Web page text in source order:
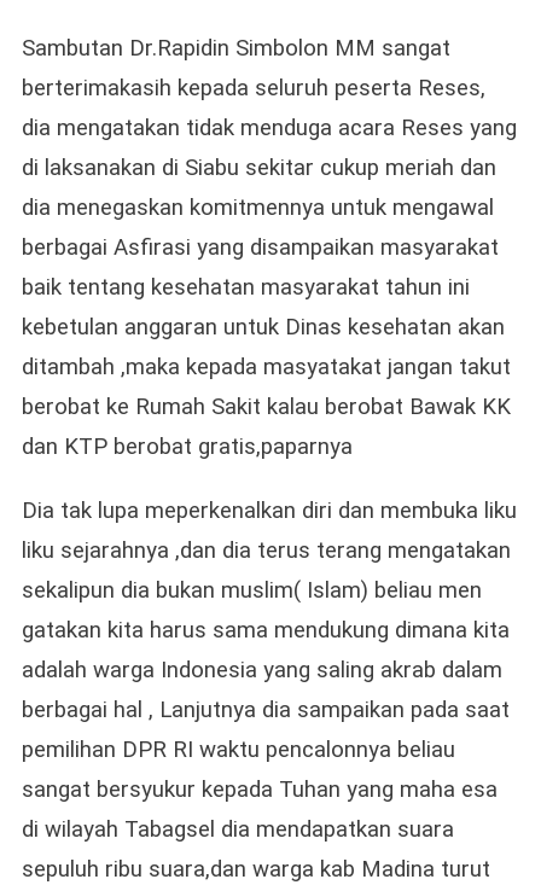
Sambutan Dr.Rapidin Simbolon MM sangat
berterimakasih kepada seluruh peserta Reses,
dia mengatakan tidak menduga acara Reses yang
di laksanakan di Siabu sekitar cukup meriah dan
dia menegaskan komitmennya untuk mengawal
berbagai Asfirasi yang disampaikan masyarakat
baik tentang kesehatan masyarakat tahun ini
kebetulan anggaran untuk Dinas kesehatan akan
ditambah ,maka kepada masyatakat jangan takut
berobat ke Rumah Sakit kalau berobat Bawak KK
dan KTP berobat gratis,paparnya
Dia tak lupa meperkenalkan diri dan membuka liku
liku sejarahnya ,dan dia terus terang mengatakan
sekalipun dia bukan muslim( Islam) beliau men
gatakan kita harus sama mendukung dimana kita
adalah warga Indonesia yang saling akrab dalam
berbagai hal , Lanjutnya dia sampaikan pada saat
pemilihan DPR RI waktu pencalonnya beliau
sangat bersyukur kepada Tuhan yang maha esa
di wilayah Tabagsel dia mendapatkan suara
sepuluh ribu suara,dan warga kab Madina turut